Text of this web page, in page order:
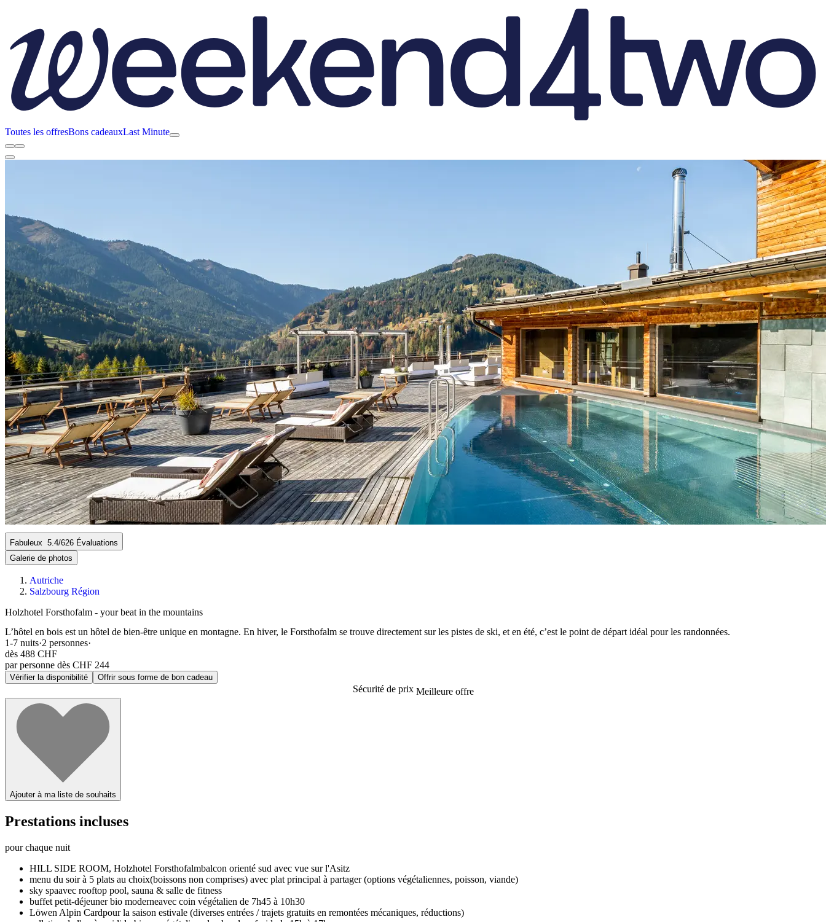
Toutes les offresBons cadeauxLast Minute
Fabuleux 5.4/626 Évaluations
Galerie de photos
Autriche
Salzbourg Région
Holzhotel Forsthofalm - your beat in the mountains
L’hôtel en bois est un hôtel de bien-être unique en montagne. En hiver, le Forsthofalm se trouve directement sur les pistes de ski, et en été, c’est le point de départ idéal pour les randonnées.
1-7 nuits·2 personnes·
dès 488 CHF
par personne dès CHF 244
Vérifier la disponibilité Offrir sous forme de bon cadeau
Sécurité de prix Meilleure offre
Ajouter à ma liste de souhaits
Prestations incluses
pour chaque nuit
HILL SIDE ROOM, Holzhotel Forsthofalmbalcon orienté sud avec vue sur l'Asitz
menu du soir à 5 plats au choix(boissons non comprises) avec plat principal à partager (options végétaliennes, poisson, viande)
sky spaavec rooftop pool, sauna & salle de fitness
buffet petit-déjeuner bio moderneavec coin végétalien de 7h45 à 10h30
Löwen Alpin Cardpour la saison estivale (diverses entrées / trajets gratuits en remontées mécaniques, réductions)